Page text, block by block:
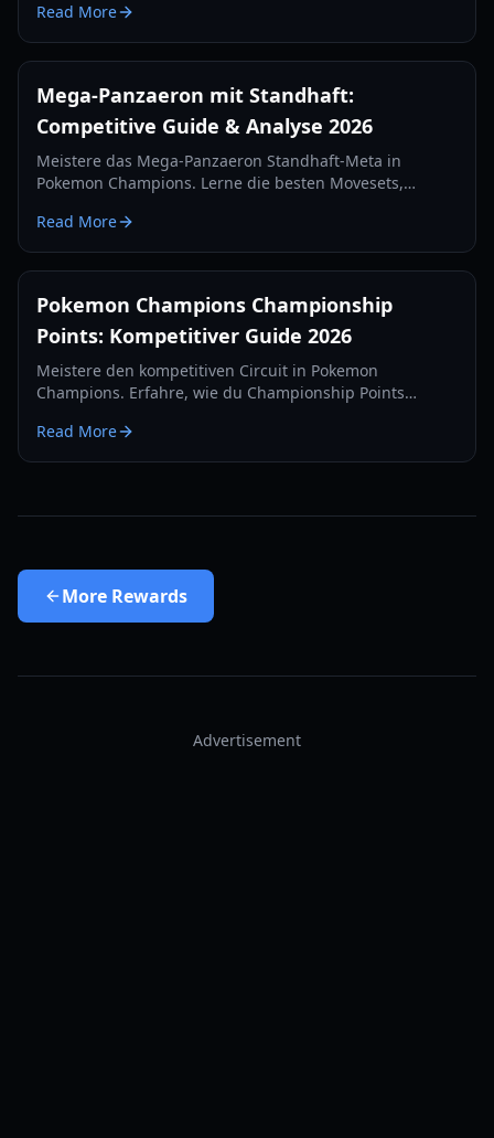
Aktualisiert für 2026.
Read More
Mega-Panzaeron mit Standhaft:
Competitive Guide & Analyse 2026
Meistere das Mega-Panzaeron Standhaft-Meta in
Pokemon Champions. Lerne die besten Movesets,
Meta von 2026 kontert.
Read More
Pokemon Champions Championship
Points: Kompetitiver Guide 2026
Meistere den kompetitiven Circuit in Pokemon
Champions. Erfahre, wie du Championship Points
Weltmeisterschaft 2026 vorbereitest.
Read More
More Rewards
Advertisement